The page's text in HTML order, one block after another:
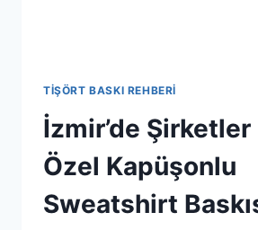
TIŞÖRT BASKI REHBERI
İzmir’de
Özel Kapüşonlu
Sweatshirt